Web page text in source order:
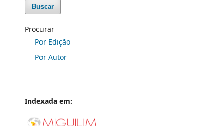
Buscar
Procurar
Por Edição
Por Autor
Indexada em: